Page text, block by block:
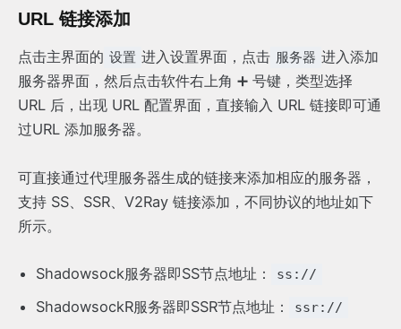
URL 链接添加
点击主界面的 设置 进入设置界面，点击 服务器 进入添加
服务器界面，然后点击软件右上角 ➕ 号键，类型选择
URL 后，出现 URL 配置界面，直接输入 URL 链接即可通
过URL 添加服务器。
可直接通过代理服务器生成的链接来添加相应的服务器，
支持 SS、SSR、V2Ray 链接添加，不同协议的地址如下
所示。
Shadowsock服务器即SS节点地址： ss://
ShadowsockR服务器即SSR节点地址： ssr://